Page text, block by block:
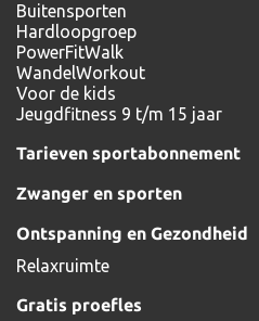
Buitensporten
Hardloopgroep
PowerFitWalk
WandelWorkout
Voor de kids
Jeugdfitness 9 t/m 15 jaar
Tarieven sportabonnement
Zwanger en sporten
Ontspanning en Gezondheid
Relaxruimte
Gratis proefles